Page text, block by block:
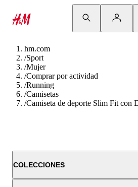
hm.com
/Sport
/Mujer
/Comprar por actividad
/Running
/Camisetas
/Camiseta de deporte Slim Fit
COLECCIONES